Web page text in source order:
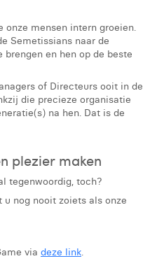
onze mensen intern groeien.
Semetissians naar de
en hen op de beste
of Directeurs ooit in de
die precieze organisatie
na hen. Dat is de
plezier maken
tegenwoordig, toch?
u nog nooit zoiets als onze
via deze link.